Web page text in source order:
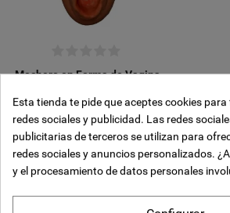
Mechero en Forma de Vagina
3,63 € 3,27 €Impuestos incluidos
COMPRALO HOY Y RECIBELO
MAÑANA
Seleccionar 
Añadir a la lista de
((modalTitle))
((confirmMessage))
Crear lista de deseos
Nombre de la lista de deseos
Iniciar sesión
Debe iniciar sesión para guardar productos
Esta tienda te pide que aceptes cookies
redes sociales y publicidad. Las redes
publicitarias de terceros se utilizan para
redes sociales y anuncios personalizados.
y el procesamiento de datos personales